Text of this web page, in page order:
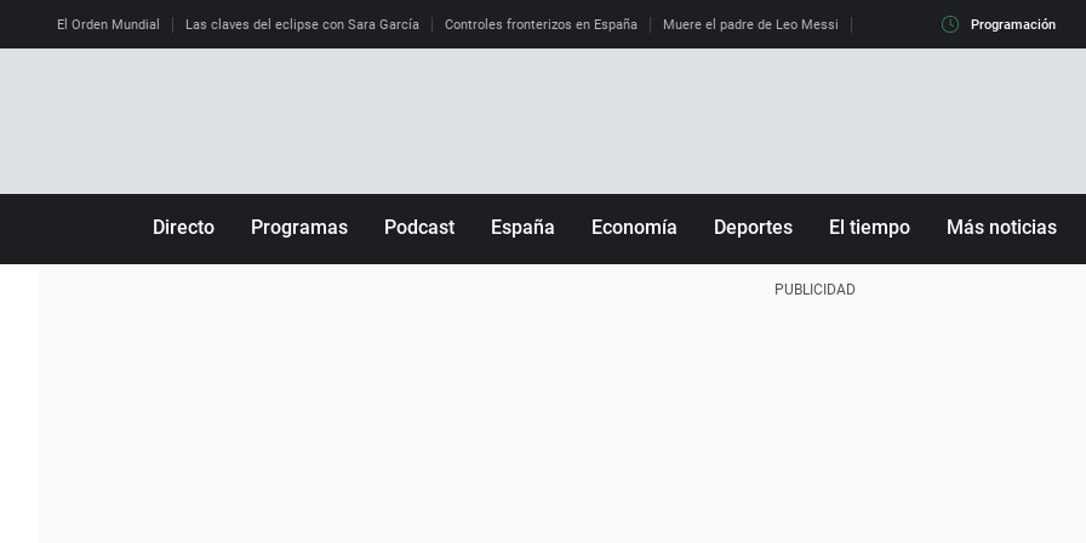
El Orden Mundial Las claves del eclipse con Sara García Controles fronterizos en España Muere el padre de Leo Messi La diferencia entre observar el
Programación
Directo Programas Podcast España Economía Deportes El tiempo Más noticias